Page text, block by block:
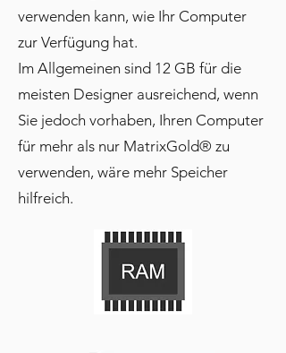
verwenden kann, wie Ihr Computer
zur Verfügung hat.
Im Allgemeinen sind 12 GB für die
meisten Designer ausreichend, wenn
Sie jedoch vorhaben, Ihren Computer
für mehr als nur MatrixGold® zu
verwenden, wäre mehr Speicher
hilfreich.